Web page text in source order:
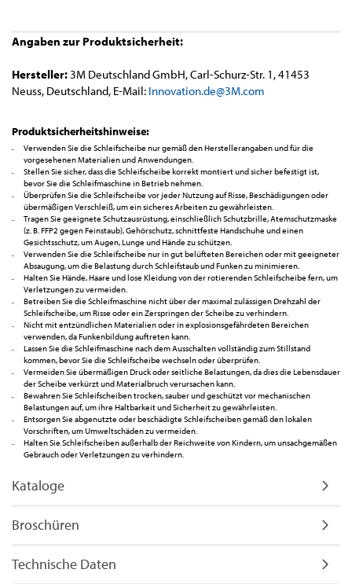
Angaben zur Produktsicherheit:
Hersteller: 3M Deutschland GmbH, Carl-Schurz-Str. 1, 41453
Neuss, Deutschland, E-Mail: Innovation.de@3M.com
Produktsicherheitshinweise:
Verwenden Sie die Schleifscheibe nur gemäß den Herstellerangaben und für die
vorgesehenen Materialien und Anwendungen.
Stellen Sie sicher, dass die Schleifscheibe korrekt montiert und sicher befestigt ist,
bevor Sie die Schleifmaschine in Betrieb nehmen.
Überprüfen Sie die Schleifscheibe vor jeder Nutzung auf Risse, Beschädigungen oder
übermäßigen Verschleiß, um ein sicheres Arbeiten zu gewährleisten.
Tragen Sie geeignete Schutzausrüstung, einschließlich Schutzbrille, Atemschutzmaske
(z. B. FFP2 gegen Feinstaub), Gehörschutz, schnittfeste Handschuhe und einen
Gesichtsschutz, um Augen, Lunge und Hände zu schützen.
Verwenden Sie die Schleifscheibe nur in gut belüfteten Bereichen oder mit geeigneter
Absaugung, um die Belastung durch Schleifstaub und Funken zu minimieren.
Halten Sie Hände, Haare und lose Kleidung von der rotierenden Schleifscheibe fern, um
Verletzungen zu vermeiden.
Betreiben Sie die Schleifmaschine nicht über der maximal zulässigen Drehzahl der
Schleifscheibe, um Risse oder ein Zerspringen der Scheibe zu verhindern.
Nicht mit entzündlichen Materialien oder in explosionsgefährdeten Bereichen
verwenden, da Funkenbildung auftreten kann.
Lassen Sie die Schleifmaschine nach dem Ausschalten vollständig zum Stillstand
kommen, bevor Sie die Schleifscheibe wechseln oder überprüfen.
Vermeiden Sie übermäßigen Druck oder seitliche Belastungen, da dies die Lebensdauer
der Scheibe verkürzt und Materialbruch verursachen kann.
Bewahren Sie Schleifscheiben trocken, sauber und geschützt vor mechanischen
Belastungen auf, um ihre Haltbarkeit und Sicherheit zu gewährleisten.
Entsorgen Sie abgenutzte oder beschädigte Schleifscheiben gemäß den lokalen
Vorschriften, um Umweltschäden zu vermeiden.
Halten Sie Schleifscheiben außerhalb der Reichweite von Kindern, um unsachgemäßen
Gebrauch oder Verletzungen zu verhindern.
Kataloge
Broschüren
Technische Daten